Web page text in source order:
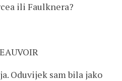
ili Faulknera?
Oduvijek sam bila jako